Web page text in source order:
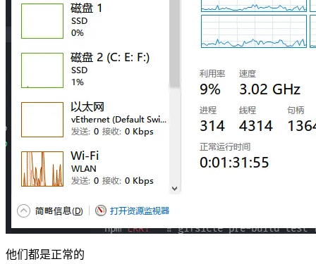
他们都是正常的